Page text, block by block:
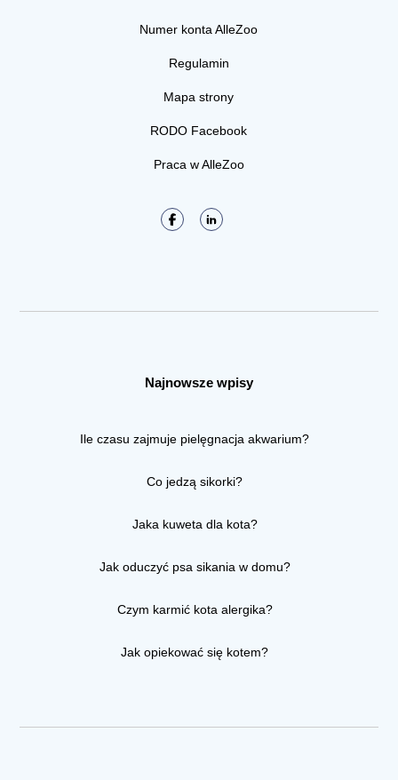
Numer konta AlleZoo
Regulamin
Mapa strony
RODO Facebook
Praca w AlleZoo
Najnowsze wpisy
Ile czasu zajmuje pielęgnacja akwarium?
Co jedzą sikorki?
Jaka kuweta dla kota?
Jak oduczyć psa sikania w domu?
Czym karmić kota alergika?
Jak opiekować się kotem?